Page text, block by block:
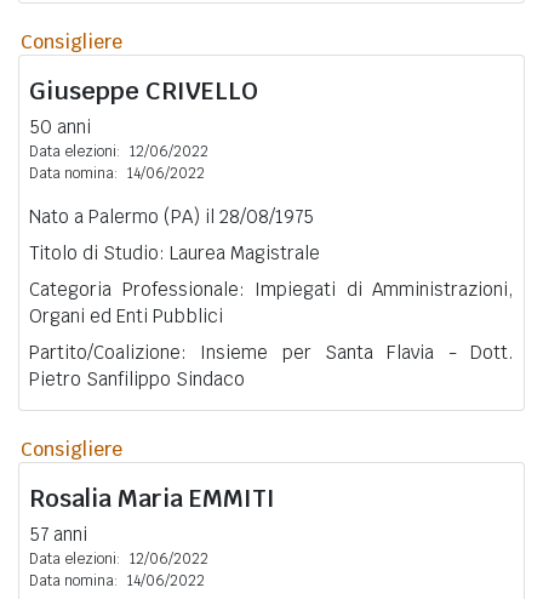
Consigliere
Giuseppe CRIVELLO
50 anni
Data elezioni: 12/06/2022
Data nomina: 14/06/2022
Nato a Palermo (PA) il 28/08/1975
Titolo di Studio: Laurea Magistrale
Categoria Professionale: Impiegati di Amministrazioni,
Organi ed Enti Pubblici
Partito/Coalizione: Insieme per Santa Flavia - Dott.
Pietro Sanfilippo Sindaco
Consigliere
Rosalia Maria EMMITI
57 anni
Data elezioni: 12/06/2022
Data nomina: 14/06/2022